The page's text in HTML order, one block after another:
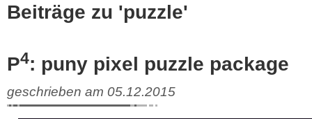
Beiträge zu 'puzzle'
P4: puny pixel puzzle package
geschrieben am 05.12.2015